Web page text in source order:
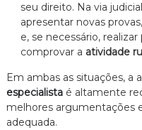
seu direito. Na via
apresentar novas
e, se necessário, realizar
comprovar a atividade
Em ambas as situações, a
especialistaé altamente
melhores argumentações
adequada.